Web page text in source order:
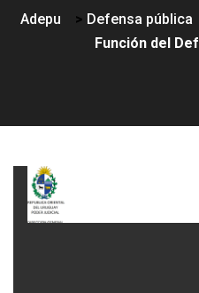
Adepu > Defensa pública
Función del